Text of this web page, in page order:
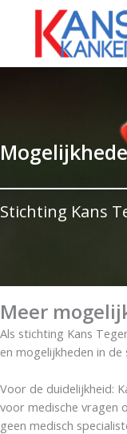
inhoud
Stichting Kans
Meer
Als stichting Kans
en mogelijkheden in
Voor de duidelijkheid:
voor medische vragen
geen medisch